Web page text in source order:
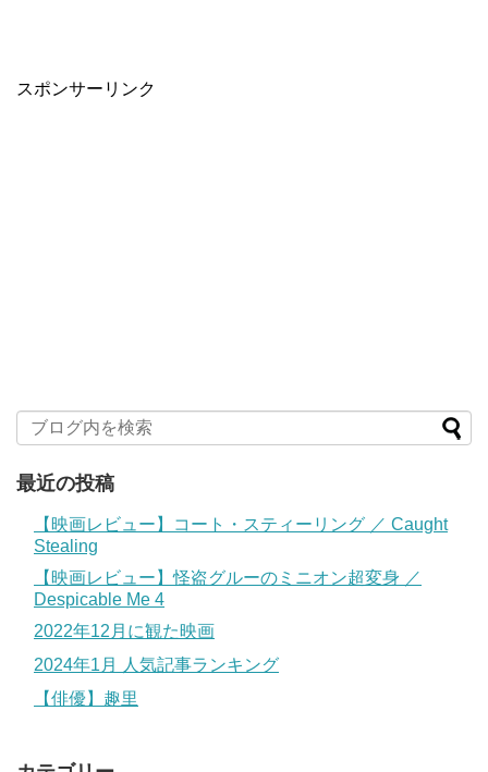
スポンサーリンク
最近の投稿
【映画レビュー】コート・スティーリング ／ Caught
Stealing
【映画レビュー】怪盗グルーのミニオン超変身 ／
Despicable Me 4
2022年12月に観た映画
2024年1月 人気記事ランキング
【俳優】趣里